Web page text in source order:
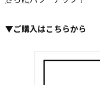
▼ご購入はこちらから